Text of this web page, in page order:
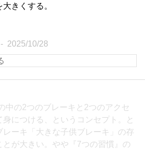
きくする。
2025/10/28
中の2つのブレーキと2つのアクセ
身につける、というコンセプト。と
レーキ「大きな子供ブレーキ」の存
とが大きい。やや『7つの習慣』の